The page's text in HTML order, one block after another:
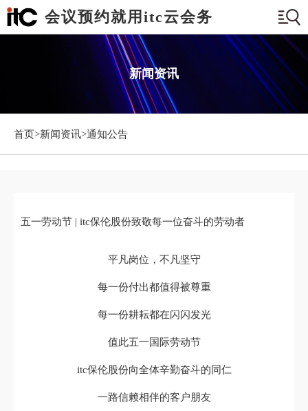
会议预约就用itc云会务
新闻资讯
首页>新闻资讯>通知公告
五一劳动节 | itc保伦股份致敬每一位奋斗的劳动者
平凡岗位，不凡坚守
每一份付出都值得被尊重
每一份耕耘都在闪闪发光
值此五一国际劳动节
itc保伦股份向全体辛勤奋斗的同仁
一路信赖相伴的客户朋友